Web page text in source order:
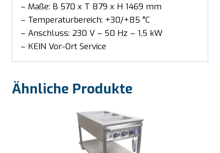
– Maße: B 570 x T 879 x H 1469 mm
– Temperaturbereich: +30/+85 °C
– Anschluss: 230 V – 50 Hz – 1,5 kW
– KEIN Vor-Ort Service
Ähnliche Produkte